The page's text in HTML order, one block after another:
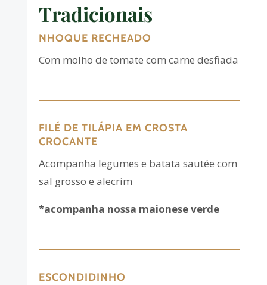
Tradicionais
NHOQUE RECHEADO
Com molho de tomate com carne desfiada
FILÉ DE TILÁPIA EM CROSTA
CROCANTE
Acompanha legumes e batata sautée com
sal grosso e alecrim
*acompanha nossa maionese verde
ESCONDIDINHO